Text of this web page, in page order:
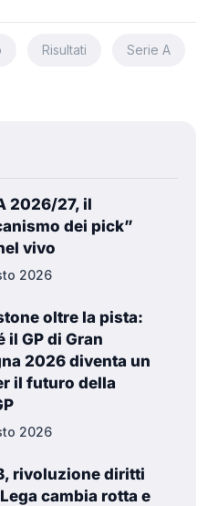
Risultati Serie A
2026/27, il
dei pick”
vivo
2026
oltre la pista:
il GP di Gran
2026 diventa un
il futuro della
2026
rivoluzione diritti
cambia rotta e